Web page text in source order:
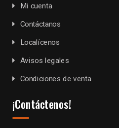
Mi cuenta
Contáctanos
Localícenos
Avisos legales
Condiciones de venta
¡Contáctenos!